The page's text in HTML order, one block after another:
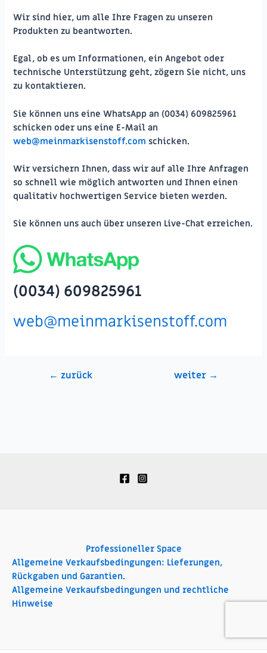
Wir sind hier, um alle Ihre Fragen zu unseren
Produkten zu beantworten.
Egal, ob es um Informationen, ein Angebot oder
technische Unterstützung geht, zögern Sie nicht, uns
zu kontaktieren.
Sie können uns eine WhatsApp an (0034) 609825961
schicken oder uns eine E-Mail an
web@meinmarkisenstoff.com schicken.
Wir versichern Ihnen, dass wir auf alle Ihre Anfragen
so schnell wie möglich antworten und Ihnen einen
qualitativ hochwertigen Service bieten werden.
Sie können uns auch über unseren Live-Chat erreichen.
(0034) 609825961
web@meinmarkisenstoff.com
Beitragsnavigation
← zurück weiter →
Professioneller Space
Allgemeine Verkaufsbedingungen: Lieferungen,
Rückgaben und Garantien.
Allgemeine Verkaufsbedingungen und rechtliche
Hinweise